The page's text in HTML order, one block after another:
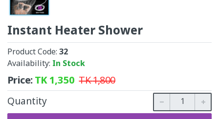
Instant Heater Shower
Product Code: 32
Availability: In Stock
Price:TK1,350 TK1,800
Quantity